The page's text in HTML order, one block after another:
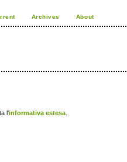
Archives About
l'informativa estesa